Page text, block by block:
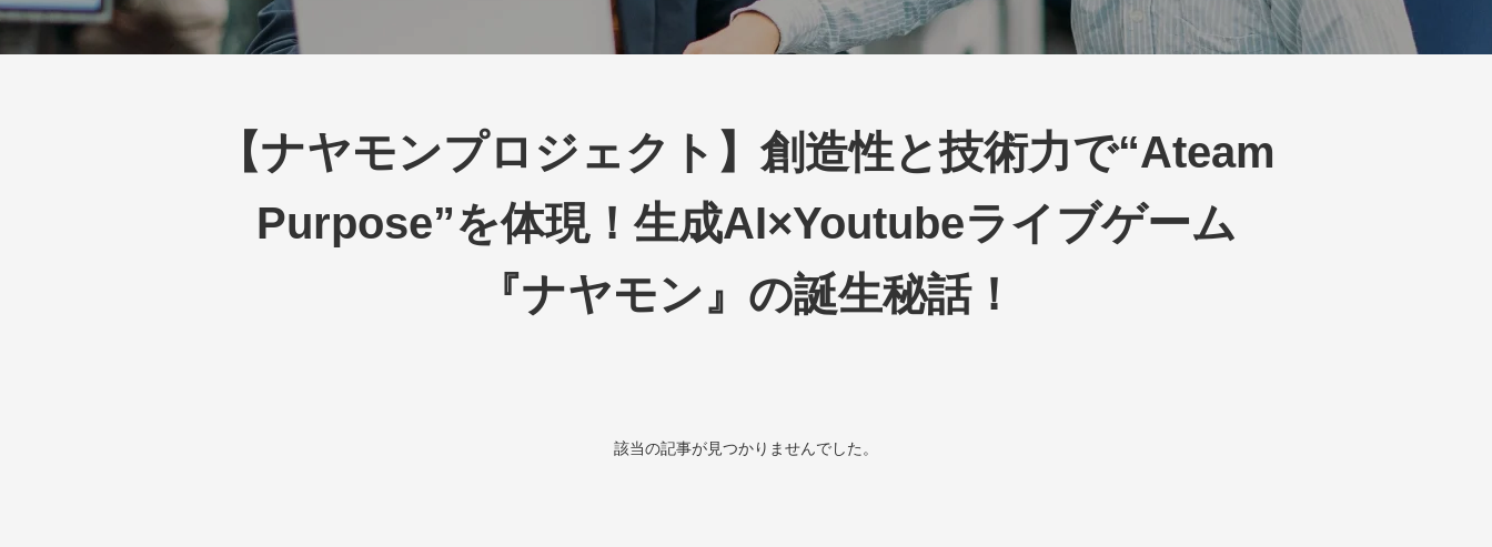
【ナヤモンプロジェクト】創造性と技術力で“Ateam
Purpose”を体現！生成AI×Youtubeライブゲーム
『ナヤモン』の誕生秘話！
該当の記事が見つかりませんでした。